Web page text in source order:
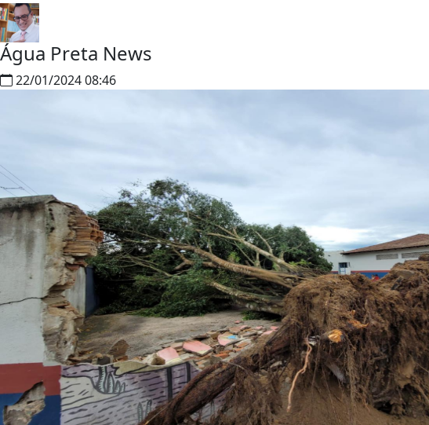
Água Preta News
22/01/2024 08:46